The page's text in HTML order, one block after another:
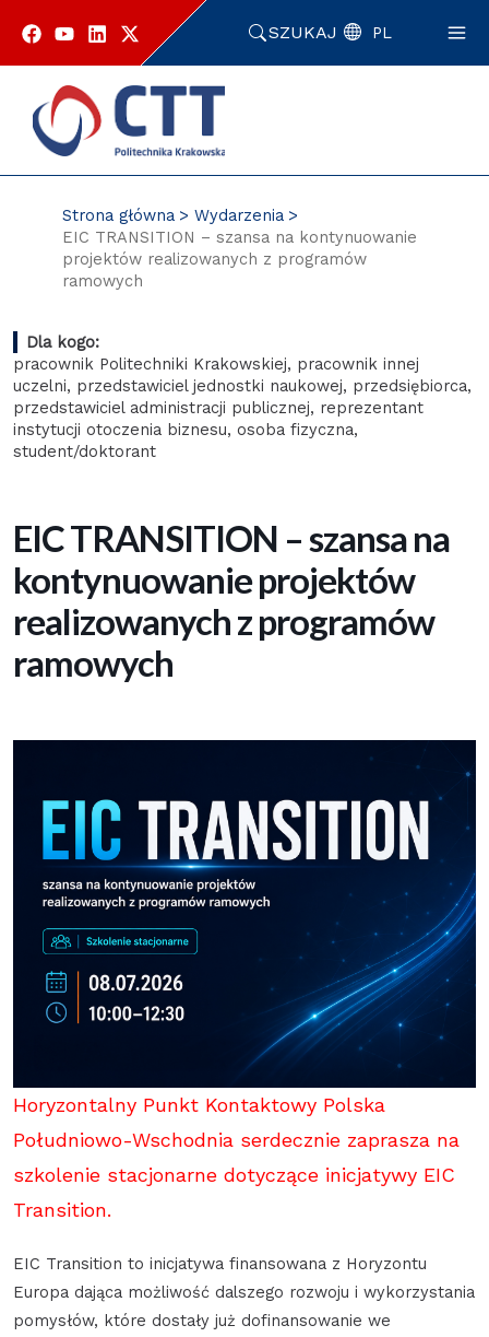
SZUKAJ PL
Strona główna
Wydarzenia
EIC TRANSITION – szansa na kontynuowanie
projektów realizowanych z programów
ramowych
Dla kogo:
pracownik Politechniki Krakowskiej, pracownik innej
uczelni, przedstawiciel jednostki naukowej, przedsiębiorca,
przedstawiciel administracji publicznej, reprezentant
instytucji otoczenia biznesu, osoba fizyczna,
student/doktorant
EIC TRANSITION – szansa na
kontynuowanie projektów
realizowanych z programów
ramowych
Horyzontalny Punkt Kontaktowy Polska
Południowo-Wschodnia serdecznie zaprasza na
szkolenie stacjonarne dotyczące inicjatywy EIC
Transition.
EIC Transition to inicjatywa finansowana z Horyzontu
Europa dająca możliwość dalszego rozwoju i wykorzystania
pomysłów, które dostały już dofinansowanie we